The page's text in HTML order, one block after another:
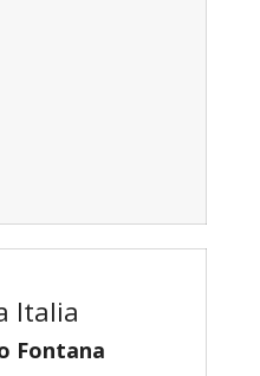
Italia
Fontana